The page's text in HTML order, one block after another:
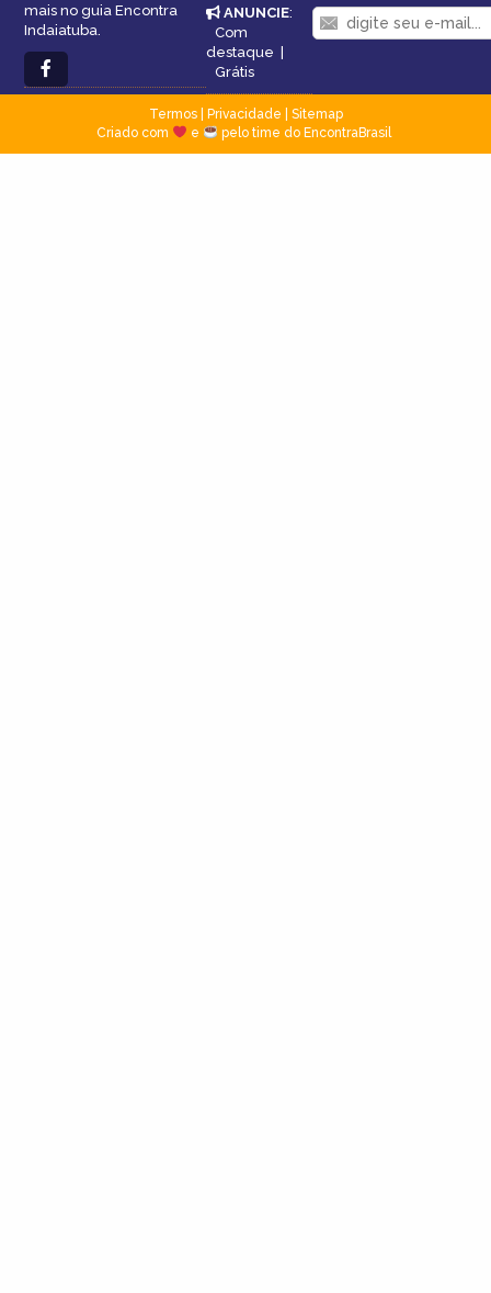
mais no guia Encontra
Indaiatuba.
ANUNCIE:
Com
destaque
Grátis
Termos| Privacidade
Sitemap
Criado com
e pelo time do EncontraBrasil